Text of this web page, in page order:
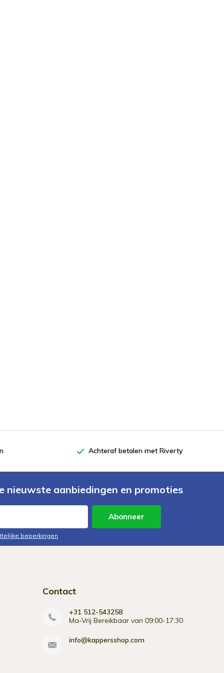
Achteraf betalen met Riverty
nieuwste aanbiedingen en promoties
Abonneer
beperkingen
Contact
+31 512-543258
Ma-Vrij Bereikbaar van 09:00-17:30
info@kappersshop.com